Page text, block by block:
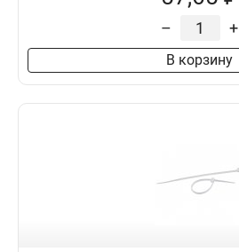
– +
В корзину